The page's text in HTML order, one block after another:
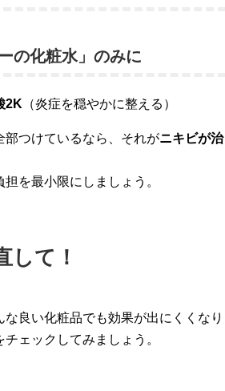
の化粧水」のみに
2K （炎症を穏やかに整える）
つけているなら、それがニキビが
を最小限にしましょう。
して！
良い化粧品でも効果が出にくくなり
ェックしてみましょう。